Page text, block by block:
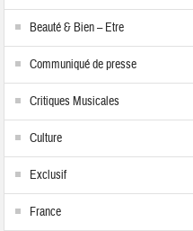
Beauté & Bien – Etre
Communiqué de presse
Critiques Musicales
Culture
Exclusif
France